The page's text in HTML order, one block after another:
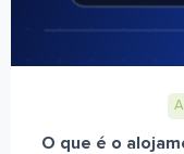
O que é o